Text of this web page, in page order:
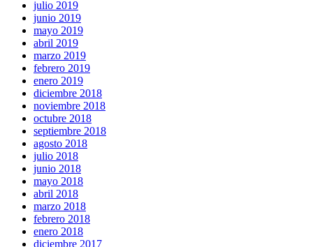
julio 2019
junio 2019
mayo 2019
abril 2019
marzo 2019
febrero 2019
enero 2019
diciembre 2018
noviembre 2018
octubre 2018
septiembre 2018
agosto 2018
julio 2018
junio 2018
mayo 2018
abril 2018
marzo 2018
febrero 2018
enero 2018
diciembre 2017